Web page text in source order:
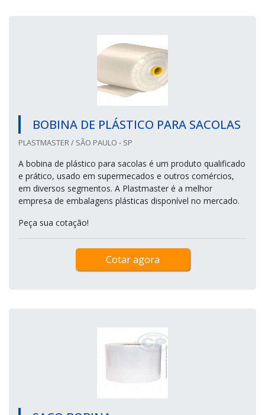
BOBINA DE PLÁSTICO PARA SACOLAS
PLASTMASTER / SÃO PAULO - SP
A bobina de plástico para sacolas é um produto qualificado
e prático, usado em supermecados e outros comércios,
em diversos segmentos. A Plastmaster é a melhor
empresa de embalagens plásticas disponível no mercado.
Peça sua cotação!
Cotar agora